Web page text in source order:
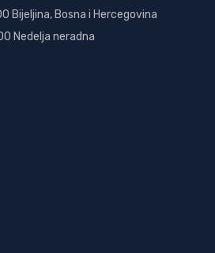
Bijeljina, Bosna i Hercegovina
Nedelja neradna